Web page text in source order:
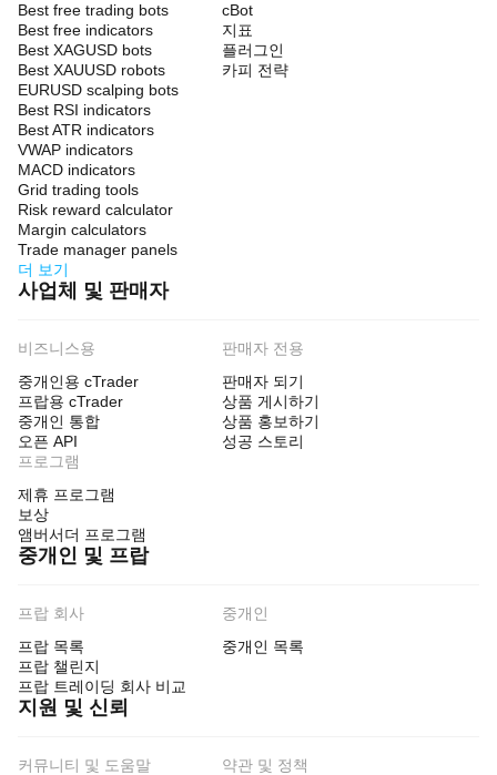
Best free trading bots
Best free indicators
Best XAGUSD bots
Best XAUUSD robots
EURUSD scalping bots
Best RSI indicators
Best ATR indicators
VWAP indicators
MACD indicators
Grid trading tools
Risk reward calculator
Margin calculators
Trade manager panels
더 보기
cBot
지표
플러그인
카피 전략
사업체 및 판매자
비즈니스용
중개인용 cTrader
프랍용 cTrader
중개인 통합
오픈 API
판매자 전용
판매자 되기
상품 게시하기
상품 홍보하기
성공 스토리
프로그램
제휴 프로그램
보상
앰버서더 프로그램
중개인 및 프랍
프랍 회사
프랍 목록
프랍 챌린지
프랍 트레이딩 회사 비교
중개인
중개인 목록
지원 및 신뢰
커뮤니티 및 도움말
약관 및 정책